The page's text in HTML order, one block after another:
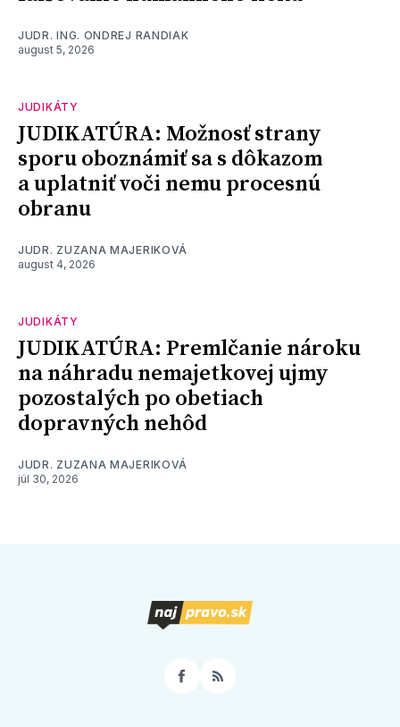
JUDR. ING. ONDREJ RANDIAK
august 5, 2026
JUDIKÁTY
JUDIKATÚRA: Možnosť strany
sporu oboznámiť sa s dôkazom
a uplatniť voči nemu procesnú
obranu
JUDR. ZUZANA MAJERIKOVÁ
august 4, 2026
JUDIKÁTY
JUDIKATÚRA: Premlčanie nároku
na náhradu nemajetkovej ujmy
pozostalých po obetiach
dopravných nehôd
JUDR. ZUZANA MAJERIKOVÁ
júl 30, 2026
Facebook
RSS